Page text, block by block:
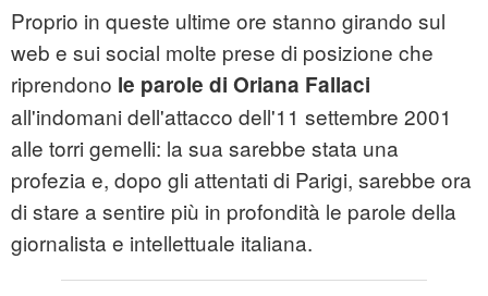
Proprio in queste ultime ore stanno girando sul
web e sui social molte prese di posizione che
riprendono le parole di Oriana Fallaci
all'indomani dell'attacco dell'11 settembre 2001
alle torri gemelli: la sua sarebbe stata una
profezia e, dopo gli attentati di Parigi, sarebbe ora
di stare a sentire più in profondità le parole della
giornalista e intellettuale italiana.